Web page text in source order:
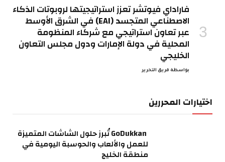
فاراداي فيوتشر تعزز استراتيجيتها لروبوتات الذكاء
الاصطناعي المتجسد (EAI) في الشرق الأوسط
عبر تعاون استراتيجي مع شركاء المنظومة
المحلية في دولة الإمارات ودول مجلس التعاون
الخليجي
بواسطة فريق التحرير
اختيارات المحررين
GoDukkan تُبرز حلول الشاشات المتميزة
للعمل والألعاب والحوسبة اليومية في
منطقة الخليج